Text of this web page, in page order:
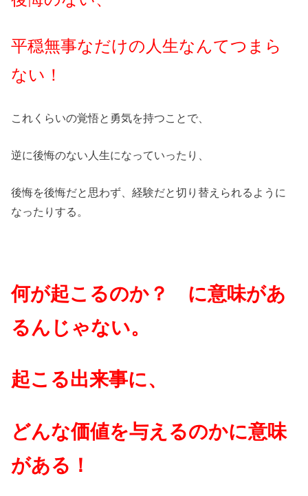
平穏無事なだけの人生なんてつまら
ない！
これくらいの覚悟と勇気を持つことで、
逆に後悔のない人生になっていったり、
後悔を後悔だと思わず、経験だと切り替えられるように
なったりする。
何が起こるのか？ に意味があ
るんじゃない。
起こる出来事に、
どんな価値を与えるのかに意味
がある！